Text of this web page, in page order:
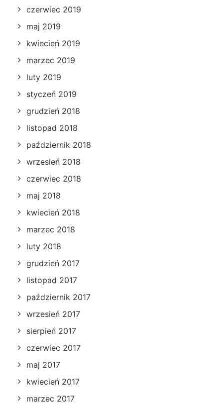
czerwiec 2019
maj 2019
kwiecień 2019
marzec 2019
luty 2019
styczeń 2019
grudzień 2018
listopad 2018
październik 2018
wrzesień 2018
czerwiec 2018
maj 2018
kwiecień 2018
marzec 2018
luty 2018
grudzień 2017
listopad 2017
październik 2017
wrzesień 2017
sierpień 2017
czerwiec 2017
maj 2017
kwiecień 2017
marzec 2017